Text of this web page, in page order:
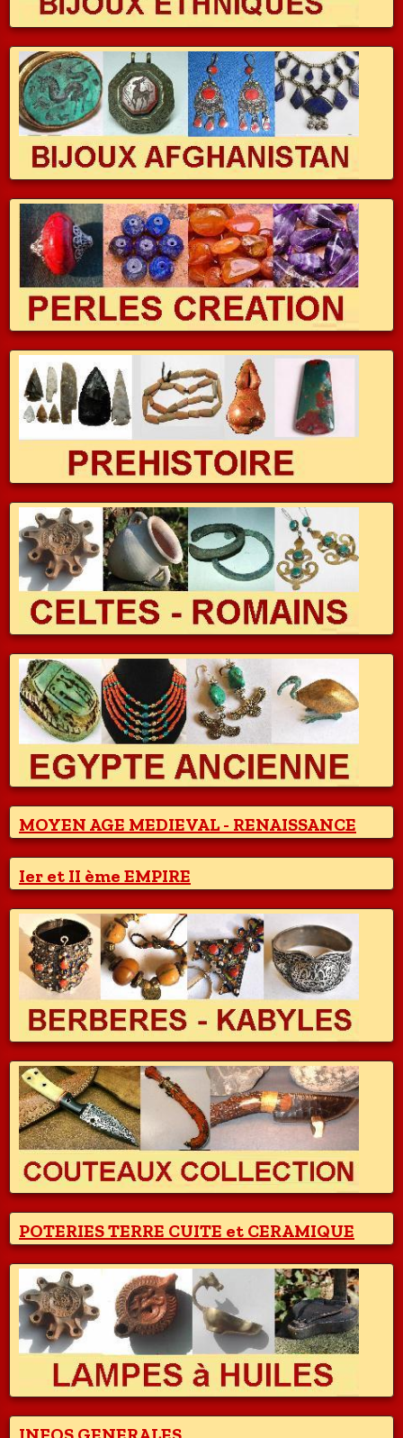
MOYEN AGE MEDIEVAL - RENAISSANCE
Ier et II ème EMPIRE
POTERIES TERRE CUITE et CERAMIQUE